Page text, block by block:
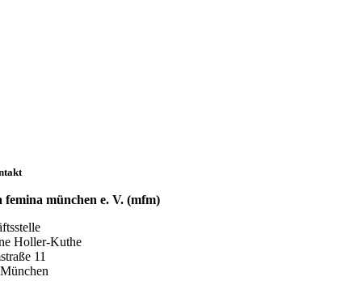
femina münchen e. V. (mfm)
Holler-Kuthe
11